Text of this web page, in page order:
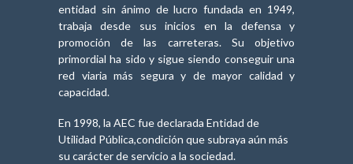
entidad sin ánimo de lucro fundada en 1949,
trabaja desde sus inicios en la defensa y
promoción de las carreteras. Su objetivo
primordial ha sido y sigue siendo conseguir una
red viaria más segura y de mayor calidad y
capacidad.
En 1998, la AEC fue declarada Entidad de
Utilidad Pública,condición que subraya aún más
su carácter de servicio a la sociedad.